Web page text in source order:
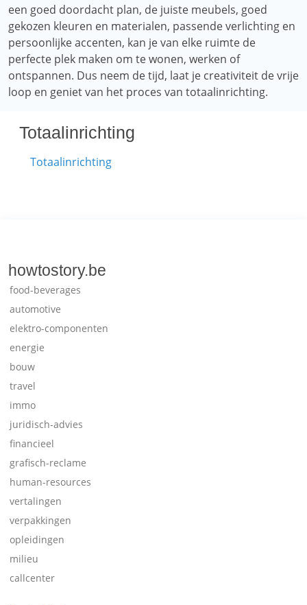
een goed doordacht plan, de juiste meubels, goed
gekozen kleuren en materialen, passende verlichting en
persoonlijke accenten, kan je van elke ruimte de
perfecte plek maken om te wonen, werken of
ontspannen. Dus neem de tijd, laat je creativiteit de vrije
loop en geniet van het proces van totaalinrichting.
Totaalinrichting
Totaalinrichting
howtostory.be
food-beverages
automotive
elektro-componenten
energie
bouw
travel
immo
juridisch-advies
financieel
grafisch-reclame
human-resources
vertalingen
verpakkingen
opleidingen
milieu
callcenter